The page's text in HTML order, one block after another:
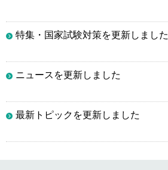
特集・国家試験対策を更新しました
ニュースを更新しました
最新トピックを更新しました